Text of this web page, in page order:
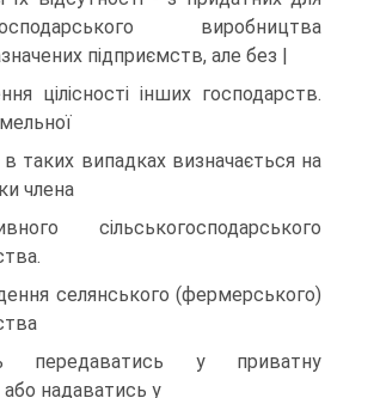
виробництва
пiдприємств, але без |
цiлiсностi iнших господарств.
таких випадках визначається на
члена
сiльськогосподарського
селянського (фермерського)
передаватись у приватну
надаватись у